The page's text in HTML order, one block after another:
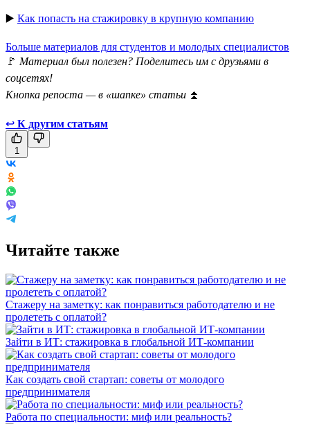
▶️ Как попасть на стажировку в крупную компанию
Больше материалов для студентов и молодых специалистов
🚩 Материал был полезен? Поделитесь им с друзьями в
соцсетях!
Кнопка репоста — в «шапке» статьи ⏫
↩ К другим статьям
1
Читайте также
Стажеру на заметку: как понравиться работодателю и не
пролететь с оплатой?
Зайти в ИТ: стажировка в глобальной ИТ-компании
Как создать свой стартап: советы от молодого
предпринимателя
Работа по специальности: миф или реальность?